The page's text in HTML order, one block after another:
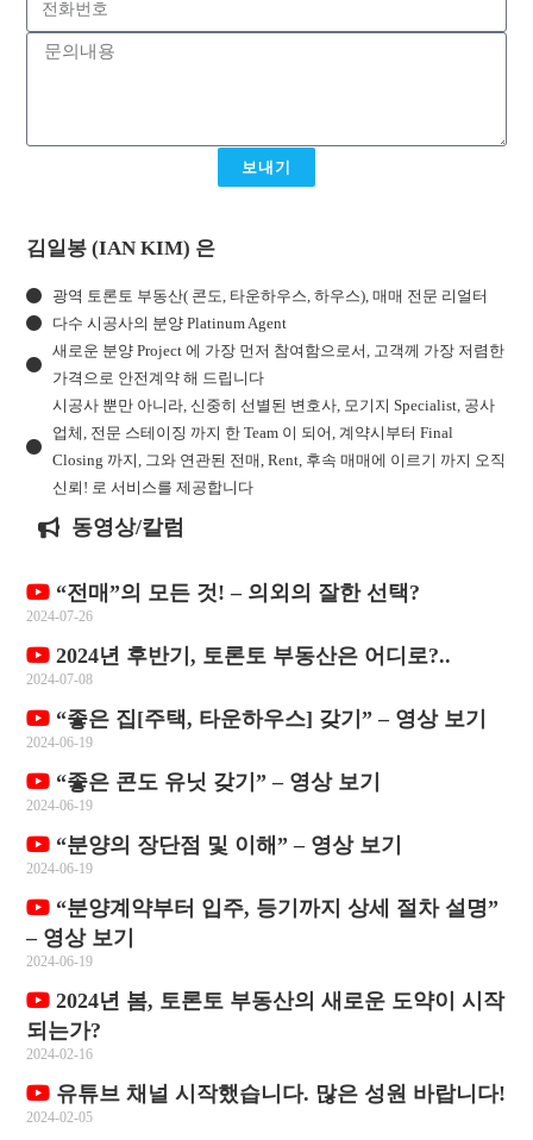
보내기
김일봉 (IAN KIM) 은
광역 토론토 부동산( 콘도, 타운하우스, 하우스), 매매 전문 리얼터
다수 시공사의 분양 Platinum Agent
새로운 분양 Project 에 가장 먼저 참여함으로서, 고객께 가장 저렴한
가격으로 안전계약 해 드립니다
시공사 뿐만 아니라, 신중히 선별된 변호사, 모기지 Specialist, 공사
업체, 전문 스테이징 까지 한 Team 이 되어, 계약시부터 Final
Closing 까지, 그와 연관된 전매, Rent, 후속 매매에 이르기 까지 오직
신뢰! 로 서비스를 제공합니다
동영상/칼럼
“전매”의 모든 것! – 의외의 잘한 선택?
2024-07-26
2024년 후반기, 토론토 부동산은 어디로?..
2024-07-08
“좋은 집[주택, 타운하우스] 갖기” – 영상 보기
2024-06-19
“좋은 콘도 유닛 갖기” – 영상 보기
2024-06-19
“분양의 장단점 및 이해” – 영상 보기
2024-06-19
“분양계약부터 입주, 등기까지 상세 절차 설명”
– 영상 보기
2024-06-19
2024년 봄, 토론토 부동산의 새로운 도약이 시작
되는가?
2024-02-16
유튜브 채널 시작했습니다. 많은 성원 바랍니다!
2024-02-05